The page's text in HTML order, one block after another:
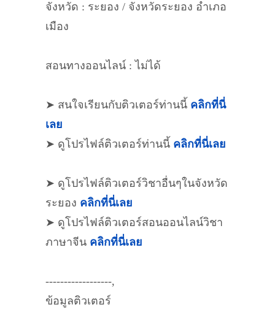
จังหวัด : ระยอง / จังหวัดระยอง อำเภอ
เมือง
สอนทางออนไลน์ : ไม่ได้
➤ สนใจเรียนกับติวเตอร์ท่านนี้ คลิกที่นี่
เลย
➤ ดูโปรไฟล์ติวเตอร์ท่านนี้ คลิกที่นี่เลย
➤ ดูโปรไฟล์ติวเตอร์วิชาอื่นๆในจังหวัด
ระยอง คลิกที่นี่เลย
➤ ดูโปรไฟล์ติวเตอร์สอนออนไลน์วิชา
ภาษาจีน คลิกที่นี่เลย
------------------,
ข้อมูลติวเตอร์